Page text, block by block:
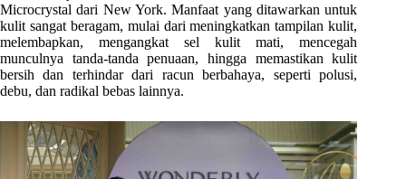
Microcrystal dari New York. Manfaat yang ditawarkan untuk
kulit sangat beragam, mulai dari meningkatkan tampilan kulit,
melembapkan, mengangkat sel kulit mati, mencegah
munculnya tanda-tanda penuaan, hingga memastikan kulit
bersih dan terhindar dari racun berbahaya, seperti polusi,
debu, dan radikal bebas lainnya.